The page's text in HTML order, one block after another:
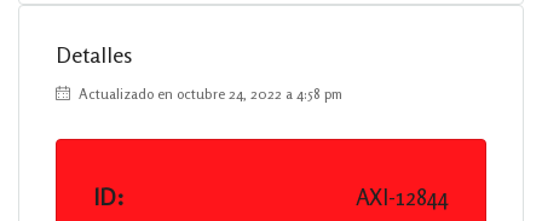
Detalles
Actualizado en octubre 24, 2022 a 4:58 pm
ID:
AXI-12844